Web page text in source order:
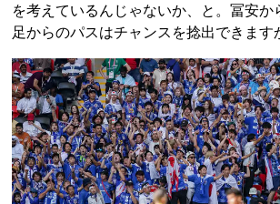
を考えているんじゃないか、と。冨安か
足からのパスはチャンスを捻出できます